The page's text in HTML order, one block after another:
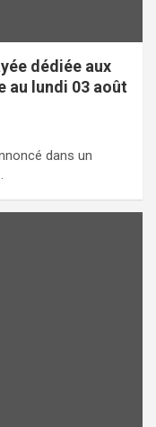
dédiée aux
au lundi 03 août
dans un